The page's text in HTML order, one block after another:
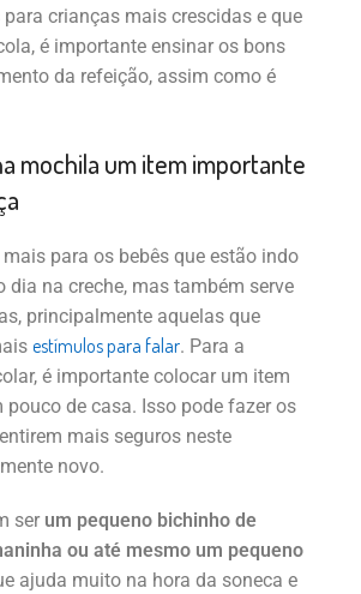
crianças mais crescidas e que
é importante ensinar os bons
da refeição, assim como é
mochila um item importante
mais para os bebês que estão indo
dia na creche, mas também serve
principalmente aquelas que
estímulos para falar. Para a
é importante colocar um item
pouco de casa. Isso pode fazer os
mais seguros neste
novo.
ser um pequeno bichinho de
ou até mesmo um pequeno
ajuda muito na hora da soneca e